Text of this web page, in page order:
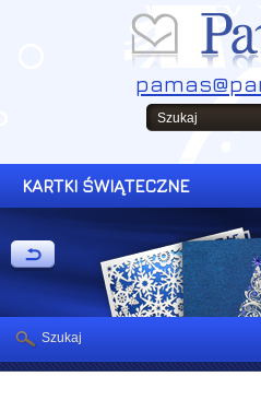
KARTKI ŚWIĄTECZNE
Szukaj